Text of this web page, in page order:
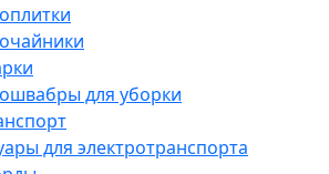
для уборки
для электротранспорта